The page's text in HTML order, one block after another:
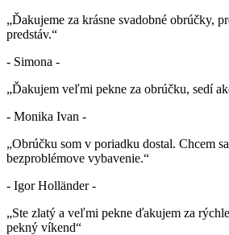
„Ďakujeme za krásne svadobné obrúčky,
predstáv.“
- Simona -
„Ďakujem veľmi pekne za obrúčku, sedí
- Monika Ivan -
„Obrúčku som v poriadku dostal. Chcem
bezproblémove vybavenie.“
- Igor Holländer -
„Ste zlatý a veľmi pekne ďakujem za
pekný víkend“